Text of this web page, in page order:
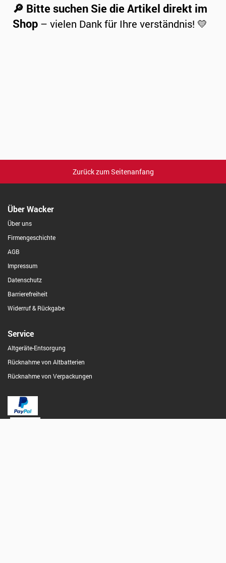
🔎 Bitte suchen Sie die Artikel direkt im
Shop – vielen Dank für Ihre verständnis! 💛
Zurück zum Seitenanfang
Über Wacker
Über uns
Firmengeschichte
AGB
Impressum
Datenschutz
Barrierefreiheit
Widerruf & Rückgabe
Service
Altgeräte-Entsorgung
Rücknahme von Altbatterien
Rücknahme von Verpackungen